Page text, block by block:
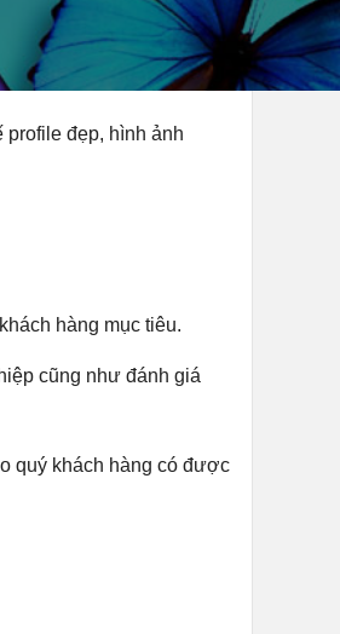
profile đẹp, hình ảnh
hàng mục tiêu.
cũng như đánh giá
quý khách hàng có được